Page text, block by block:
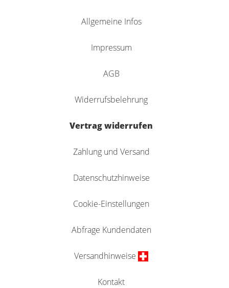
Allgemeine Infos
Impressum
AGB
Widerrufsbelehrung
Vertrag widerrufen
Zahlung und Versand
Datenschutzhinweise
Cookie-Einstellungen
Abfrage Kundendaten
Versandhinweise
Kontakt